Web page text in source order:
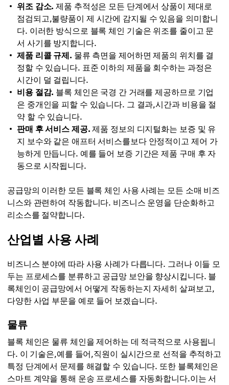
위조 감소. 제품 추적성은 모든 단계에서 상품이 제대로
점검되고,불량품이 제 시간에 감지될 수 있음을 의미합니
다. 이러한 방식으로 블록 체인 기술은 위조를 줄이고 문
서 사기를 방지합니다.
제품 리콜 규제. 물류 측면을 제어하면 제품의 위치를 결
정할 수 있습니다. 표준 이하의 제품을 회수하는 과정은
시간이 덜 걸립니다.
비용 절감. 블록 체인은 국경 간 거래를 제공하므로 기업
은 중개인을 피할 수 있습니다. 그 결과,시간과 비용을 절
약 할 수 있습니다.
판매 후 서비스 제공. 제품 정보의 디지털화는 보증 및 유
지 보수와 같은 애프터 서비스를보다 안정적이고 제어 가
능하게 만듭니다. 예를 들어 보증 기간은 제품 구매 후 자
동으로 시작됩니다.
공급망의 이러한 모든 블록 체인 사용 사례는 모든 소매 비즈
니스와 관련하여 작동합니다. 비즈니스 운영을 단순화하고
리소스를 절약합니다.
산업별 사용 사례
비즈니스 분야에 따라 사용 사례가 다릅니다. 그러나 이들 모
두는 프로세스를 분류하고 공급망 보안을 향상시킵니다. 블
록체인이 공급망에서 어떻게 작동하는지 자세히 살펴보고,
다양한 사업 부문을 예로 들어 보겠습니다.
물류
블록 체인은 물류 체인을 제어하는 데 적극적으로 사용됩니
다. 이 기술은,예를 들어,직원이 실시간으로 선적을 추적하고
특정 단계에서 문제를 해결할 수 있습니다. 또한 블록체인은
스마트 계약을 통해 운송 프로세스를 자동화합니다.이는 서